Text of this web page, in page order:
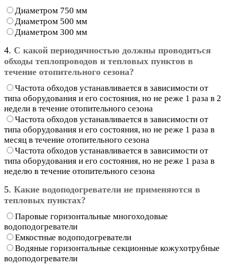
Диаметром 750 мм
Диаметром 500 мм
Диаметром 300 мм
4. С какой периодичностью должны проводиться
обходы теплопроводов и тепловых пунктов в
течение отопительного сезона?
Частота обходов устанавливается в зависимости от
типа оборудования и его состояния, но не реже 1 раза в 2
недели в течение отопительного сезона
Частота обходов устанавливается в зависимости от
типа оборудования и его состояния, но не реже 1 раза в
месяц в течение отопительного сезона
Частота обходов устанавливается в зависимости от
типа оборудования и его состояния, но не реже 1 раза в
неделю в течение отопительного сезона
5. Какие водоподогреватели не применяются в
тепловых пунктах?
Паровые горизонтальные многоходовые
водоподогреватели
Емкостные водоподогреватели
Водяные горизонтальные секционные кожухотрубные
водоподогреватели